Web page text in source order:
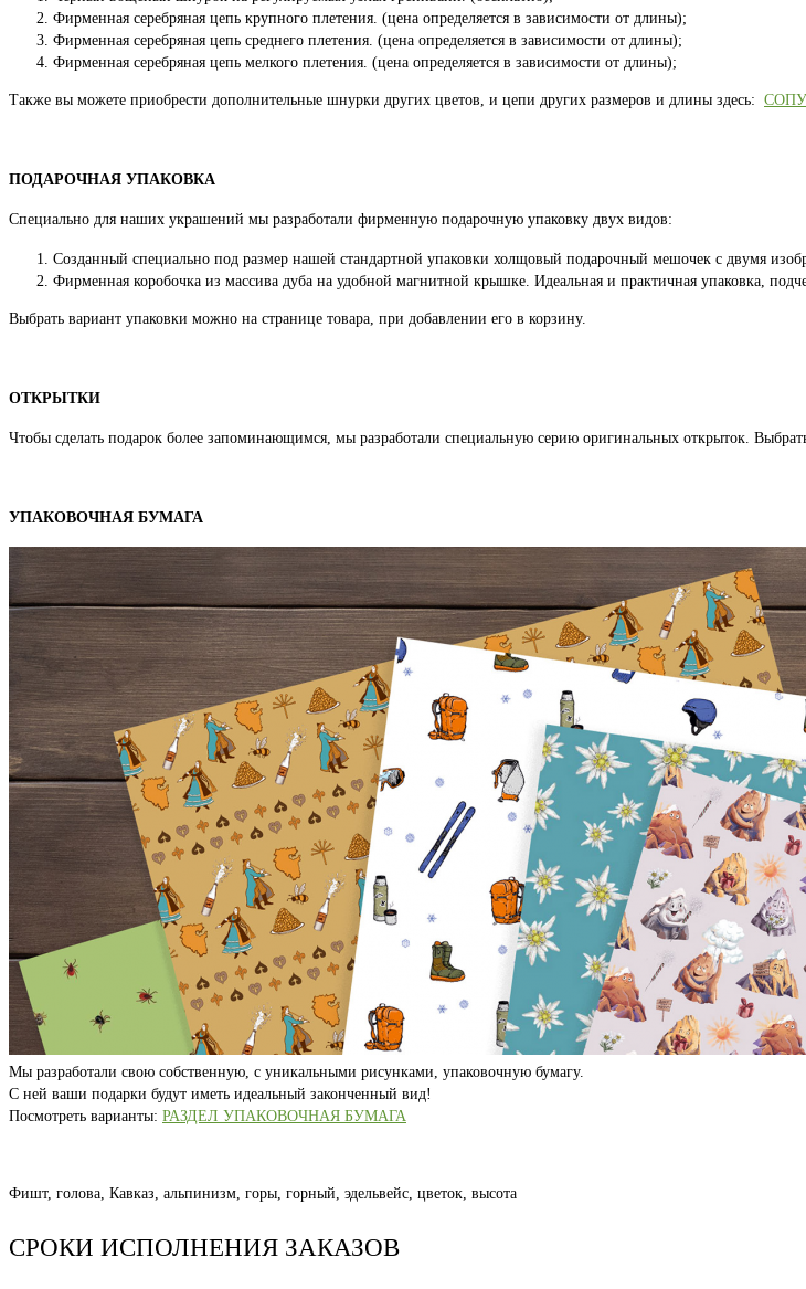
Фирменная серебряная цепь крупного плетения. (цена определяется в зависимости от длины);
Фирменная серебряная цепь среднего плетения. (цена определяется в зависимости от длины);
Фирменная серебряная цепь мелкого плетения. (цена определяется в зависимости от длины);
Также вы можете приобрести дополнительные шнурки других цветов, и цепи других размеров и длины здесь:
ПОДАРОЧНАЯ УПАКОВКА
Специально для наших украшений мы разработали фирменную подарочную упаковку двух видов:
Созданный специально под размер нашей стандартной упаковки холщовый подарочный мешочек с двумя
Фирменная коробочка из массива дуба на удобной магнитной крышке. Идеальная и практичная упаковка,
Выбрать вариант упаковки можно на странице товара, при добавлении его в корзину.
ОТКРЫТКИ
Чтобы сделать подарок более запоминающимся, мы разработали специальную серию оригинальных открыток.
УПАКОВОЧНАЯ БУМАГА
Мы разработали свою собственную, с уникальными рисунками, упаковочную бумагу.
С ней ваши подарки будут иметь идеальный законченный вид!
Посмотреть варианты: РАЗДЕЛ УПАКОВОЧНАЯ БУМАГА
Фишт, голова, Кавказ, альпинизм, горы, горный, эдельвейс, цветок, высота
СРОКИ ИСПОЛНЕНИЯ ЗАКАЗОВ